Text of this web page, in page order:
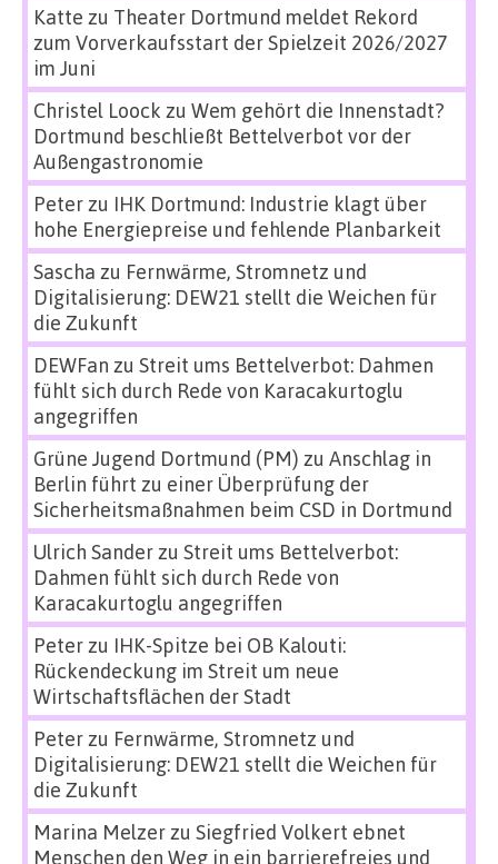
Katte zu Theater Dortmund meldet Rekord
zum Vorverkaufsstart der Spielzeit 2026/2027
im Juni
Christel Loock zu Wem gehört die Innenstadt?
Dortmund beschließt Bettelverbot vor der
Außengastronomie
Peterzu IHK Dortmund: Industrie klagt über
hohe Energiepreise und fehlende Planbarkeit
Sascha zu Fernwärme, Stromnetz und
Digitalisierung: DEW21 stellt die Weichen für
die Zukunft
DEWFan zu Streit ums Bettelverbot: Dahmen
fühlt sich durch Rede von Karacakurtoglu
angegriffen
Grüne Jugend Dortmund (PM) zu Anschlag in
Berlin führt zu einer Überprüfung der
Sicherheitsmaßnahmen beim CSD in Dortmund
Ulrich Sanderzu Streit ums Bettelverbot:
Dahmen fühlt sich durch Rede von
Karacakurtoglu angegriffen
Peterzu IHK-Spitze bei OB Kalouti:
Rückendeckung im Streit um neue
Wirtschaftsflächen der Stadt
Peterzu Fernwärme, Stromnetz und
Digitalisierung: DEW21 stellt die Weichen für
die Zukunft
Marina Melzerzu Siegfried Volkert ebnet
Menschen den Weg in ein barrierefreies und